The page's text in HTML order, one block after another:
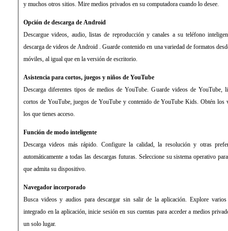
y muchos otros sitios. Mire medios privados en su computadora cuando lo desee.
Opción de descarga de Android
Descargue videos, audio, listas de reproducción y canales a su teléfono
descarga de videos de Android . Guarde contenido en una variedad de formatos
móviles, al igual que en la versión de escritorio.
Asistencia para cortos, juegos y niños de YouTube
Descarga diferentes tipos de medios de YouTube. Guarde videos de YouTube,
cortos de YouTube, juegos de YouTube y contenido de YouTube Kids. Obtén los
los que tienes acceso.
Función de modo inteligente
Descarga videos más rápido. Configure la calidad, la resolución y otras
automáticamente a todas las descargas futuras. Seleccione su sistema operativo
que admita su dispositivo.
Navegador incorporado
Busca videos y audios para descargar sin salir de la aplicación. Explore
integrado en la aplicación, inicie sesión en sus cuentas para acceder a medios
un solo lugar.